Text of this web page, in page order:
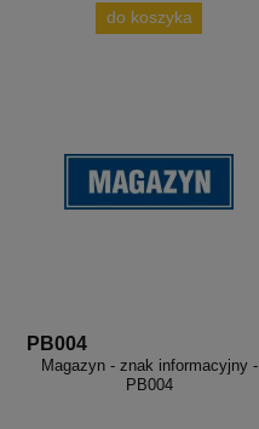
do koszyka
PB004
Magazyn - znak informacyjny -
PB004